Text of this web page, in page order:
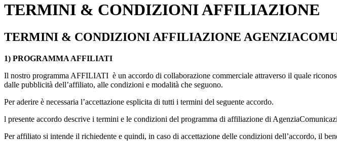
TERMINI & CONDIZIONI AFFILIAZIONE
TERMINI & CONDIZIONI AFFILIAZIONE
1) PROGRAMMA AFFILIATI
Il nostro programma AFFILIATI è un accordo di collaborazione commerciale attraverso il quale
dalle pubblicità dell’affiliato, alle condizioni e modalità che seguono.
Per aderire è necessaria l’accettazione esplicita di tutti i termini del seguente accordo.
l presente accordo descrive i termini e le condizioni del programma di affiliazione di
Per affiliato si intende il richiedente e quindi, in caso di accettazione delle condizioni dell’accordo, il